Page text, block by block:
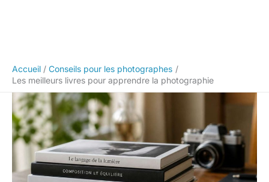
Accueil
Conseils pour les photographes
Les meilleurs livres pour apprendre la photographie